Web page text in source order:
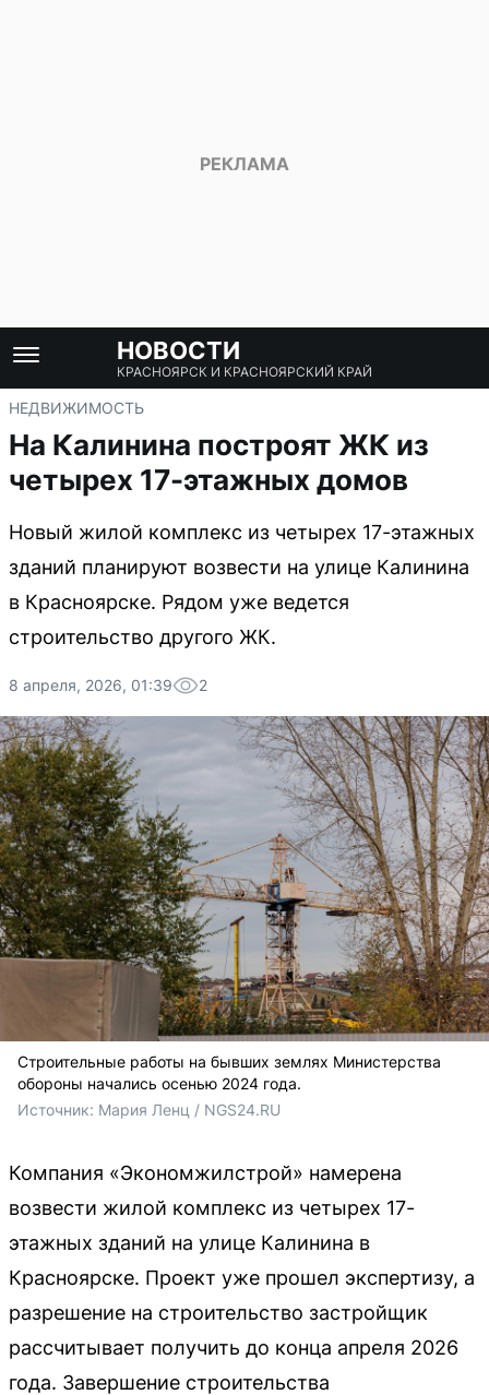
НОВОСТИ
КРАСНОЯРСК И КРАСНОЯРСКИЙ КРАЙ
НЕДВИЖИМОСТЬ
На Калинина построят ЖК из
четырех 17-этажных домов
Новый жилой комплекс из четырех 17-этажных
зданий планируют возвести на улице Калинина
в Красноярске. Рядом уже ведется
строительство другого ЖК.
8 апреля, 2026, 01:39 2
Строительные работы на бывших землях Министерства
обороны начались осенью 2024 года.
Источник: Мария Ленц / NGS24.RU
Компания «Экономжилстрой» намерена
возвести жилой комплекс из четырех 17-
этажных зданий на улице Калинина в
Красноярске. Проект уже прошел экспертизу, а
разрешение на строительство застройщик
рассчитывает получить до конца апреля 2026
года. Завершение строительства